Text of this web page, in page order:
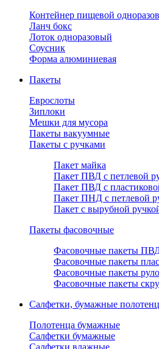
Контейнер пищевой
Ланч бокс
Лоток одноразовый
Соусник
Форма алюминиевая
Пакеты
Еврослоты
Зиплоки
Мешки для мусора
Пакеты вакуумные
Пакеты с ручками
Пакет майка
Пакет ПВД с петлевой
Пакет ПВД с
Пакет ПНД с петлевой
Пакет с вырубной
Пакеты фасовочные
Фасовочные пакеты
Фасовочные пакеты
Фасовочные пакеты
Фасовочные пакеты
Салфетки, бумажные
Полотенца бумажные
Салфетки бумажные
Салфетки влажные